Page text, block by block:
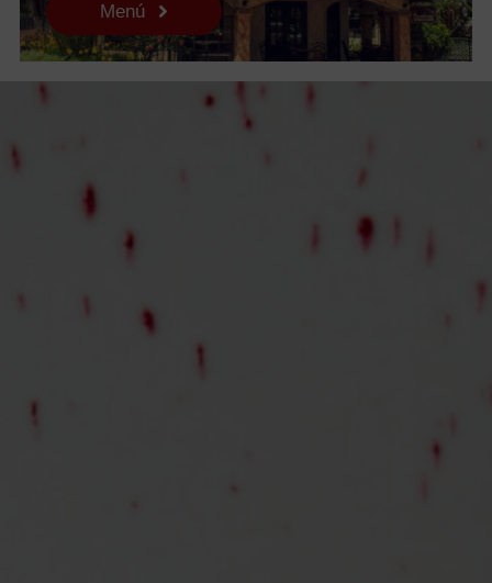
Menú